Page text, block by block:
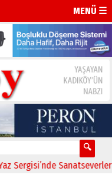
MENÜ ☰
Sanatseverlerle